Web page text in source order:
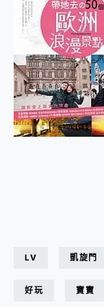
LV 凱旋門
好玩 寶寶